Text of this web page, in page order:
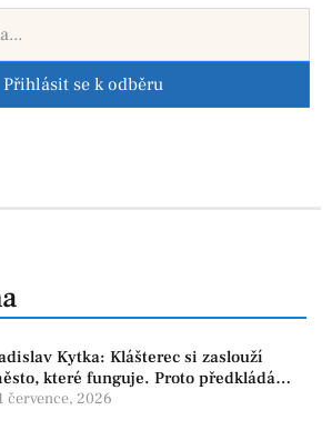
Přihlásit se k odběru
Kytka: Klášterec si zaslouží
které funguje. Proto předkládáme
který řeší skutečné problémy
července, 2026